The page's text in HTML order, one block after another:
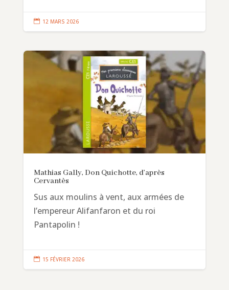
 12 MARS 2026
Mathias Gally, Don Quichotte, d’après
Cervantès
Sus aux moulins à vent, aux armées de
l’empereur Alifanfaron et du roi
Pantapolin !
 15 FÉVRIER 2026